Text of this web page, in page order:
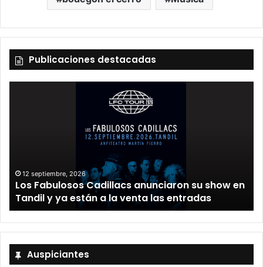
Publicaciones destacadas
12 septiembre, 2026
Los Fabulosos Cadillacs anunciaron su show en
Tandil y ya están a la venta las entradas
Auspiciantes